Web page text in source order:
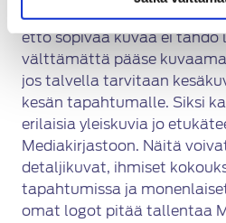
Yleensä uutista tai
ettö sopivaa kuvaa ei tahdo
välttämättä pääse
jos talvella tarvitaan
kesän tapahtumalle. Siksi
erilaisia yleiskuvia jo
Mediakirjastoon. Näitä
detaljikuvat, ihmiset
tapahtumissa ja
omat logot pitää tallentaa